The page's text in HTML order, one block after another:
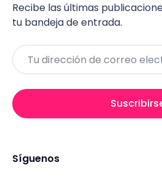
Recibe las últimas
tu bandeja de entrada.
Email
Síguenos